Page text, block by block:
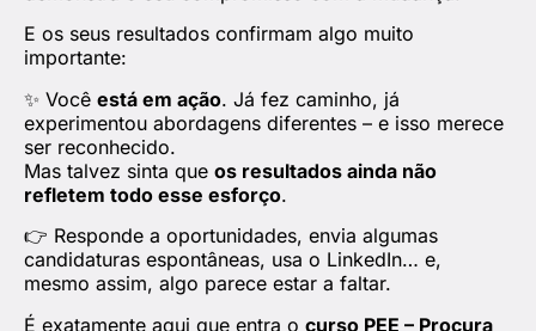
E os seus resultados confirmam algo muito
importante:
✨ Você está em ação. Já fez caminho, já
experimentou abordagens diferentes – e isso merece
ser reconhecido.
Mas talvez sinta que os resultados ainda não
refletem todo esse esforço.
👉 Responde a oportunidades, envia algumas
candidaturas espontâneas, usa o LinkedIn… e,
mesmo assim, algo parece estar a faltar.
É exatamente aqui que entra o curso PEE – Procura